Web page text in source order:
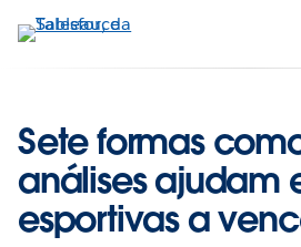
Pular
para
Sete formas
análises ajudam
esportivas a